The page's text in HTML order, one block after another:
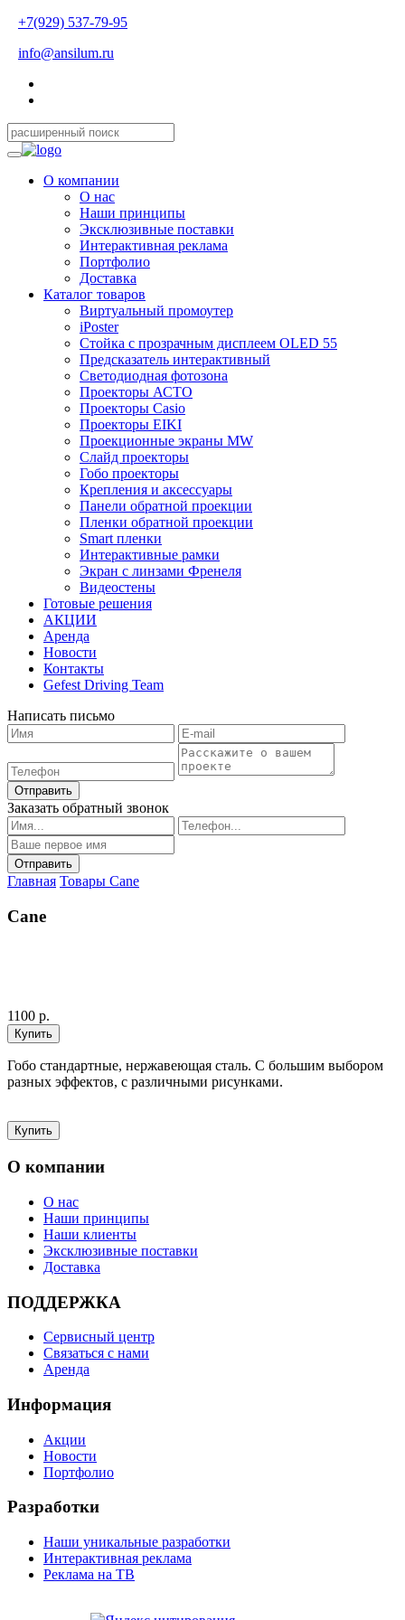
+7(929) 537-79-95
info@ansilum.ru
О компании
О нас
Наши принципы
Эксклюзивные поставки
Интерактивная реклама
Портфолио
Доставка
Каталог товаров
Виртуальный промоутер
iPoster
Стойка с прозрачным дисплеем OLED 55
Предсказатель интерактивный
Светодиодная фотозона
Проекторы АСТО
Проекторы Casio
Проекторы EIKI
Проекционные экраны MW
Слайд проекторы
Гобо проекторы
Крепления и аксессуары
Панели обратной проекции
Пленки обратной проекции
Smart пленки
Интерактивные рамки
Экран с линзами Френеля
Видеостены
Готовые решения
АКЦИИ
Аренда
Новости
Контакты
Gefest Driving Team
Написать письмо
Отправить
Заказать обратный звонок
Главная Товары Cane
Cane
1100 р.
Гобо стандартные, нержавеющая сталь. С большим выбором
разных эффектов, с различными рисунками.
О компании
О нас
Наши принципы
Наши клиенты
Эксклюзивные поставки
Доставка
ПОДДЕРЖКА
Сервисный центр
Связаться с нами
Аренда
Информация
Акции
Новости
Портфолио
Разработки
Наши уникальные разработки
Интерактивная реклама
Реклама на ТВ